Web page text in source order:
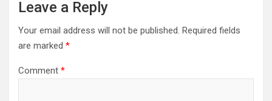
Leave a Reply
Your email address will not be published. Required fields
are marked *
Comment *